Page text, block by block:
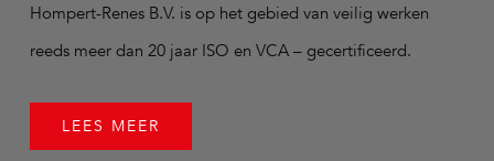
Hompert-Renes B.V. is op het gebied van veilig werken
reeds meer dan 20 jaar ISO en VCA – gecertificeerd.
LEES MEER